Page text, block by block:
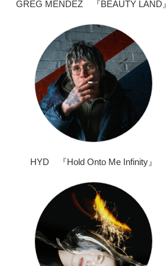
GREG MENDEZ 『BEAUTY LAND』
HYD 『Hold Onto Me Infinity』